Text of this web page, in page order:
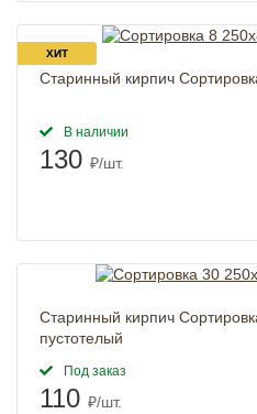
ХИТ
Старинный кирпич
В наличии
130 ₽/шт.
Старинный кирпич
пустотелый
Под заказ
110 ₽/шт.